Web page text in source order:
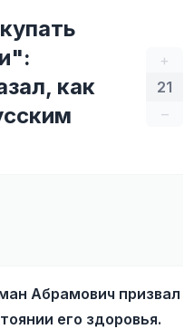
+
21
–
как
Абрамович призвал
его здоровья.